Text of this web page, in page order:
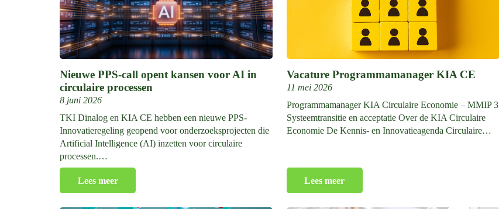
Nieuwe PPS-call opent kansen voor AI in
circulaire processen
8 juni 2026
TKI Dinalog en KIA CE hebben een nieuwe PPS-
Innovatieregeling geopend voor onderzoeksprojecten die
Artificial Intelligence (AI) inzetten voor circulaire
processen.…
Lees meer
Vacature Programmamanager KIA CE
11 mei 2026
Programmamanager KIA Circulaire Economie – MMIP 3
Systeemtransitie en acceptatie Over de KIA Circulaire
Economie De Kennis- en Innovatieagenda Circulaire…
Lees meer